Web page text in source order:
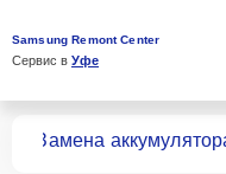
Samsung Remont Center
Сервис в Уфе
Замена